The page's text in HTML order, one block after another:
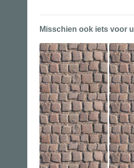
Misschien ook iets voor u